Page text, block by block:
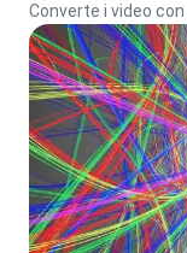
Converte i video